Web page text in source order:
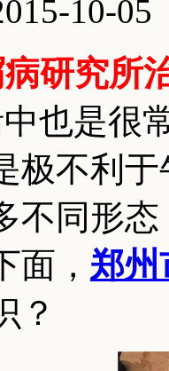
10-05
研究所
也是很
极不利
不同形
面， 郑州
？